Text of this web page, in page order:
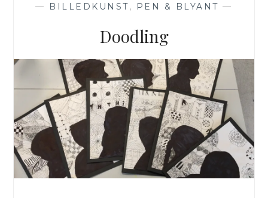
— BILLEDKUNST, PEN & BLYANT —
Doodling